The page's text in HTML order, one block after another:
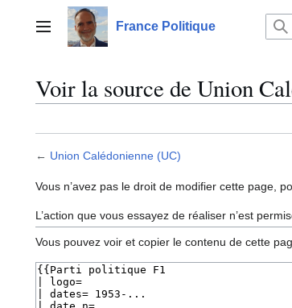
contenuMenu principalFrance Politique
Voir la source de Union
← Union Calédonienne (UC)
Vous n’avez pas le droit de modifier cette page,
L’action que vous essayez de réaliser n’est
Vous pouvez voir et copier le contenu de cette